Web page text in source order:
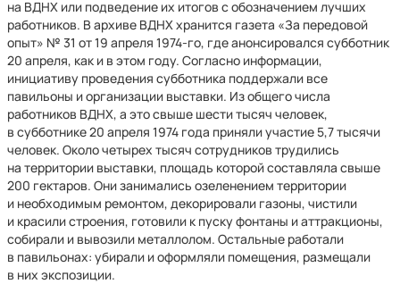
на ВДНХ или подведение их итогов с обозначением лучших
работников. В архиве ВДНХ хранится газета «За передовой
опыт» № 31 от 19 апреля 1974-го, где анонсировался субботник
20 апреля, как и в этом году. Согласно информации,
инициативу проведения субботника поддержали все
павильоны и организации выставки. Из общего числа
работников ВДНХ, а это свыше шести тысяч человек,
в субботнике 20 апреля 1974 года приняли участие 5,7 тысячи
человек. Около четырех тысяч сотрудников трудились
на территории выставки, площадь которой составляла свыше
200 гектаров. Они занимались озеленением территории
и необходимым ремонтом, декорировали газоны, чистили
и красили строения, готовили к пуску фонтаны и аттракционы,
собирали и вывозили металлолом. Остальные работали
в павильонах: убирали и оформляли помещения, размещали
в них экспозиции.